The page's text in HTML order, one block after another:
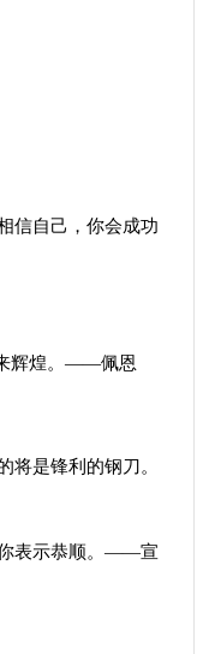
信自己，你会成功
辉煌。——佩恩
是锋利的钢刀。
表示恭顺。——宣